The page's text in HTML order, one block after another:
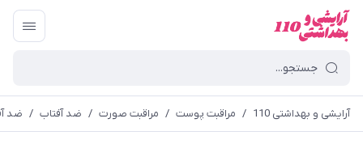
آرایشی و بهداشتی 110 / مراقبت پوست / مراقبت صورت / ضد آفتاب / ضد